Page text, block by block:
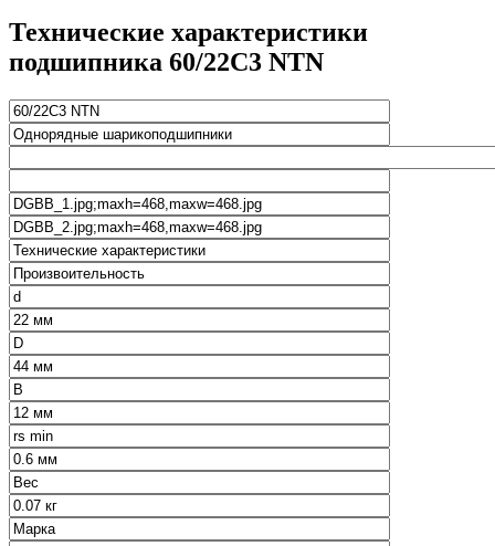
Технические характеристики
подшипника 60/22C3 NTN